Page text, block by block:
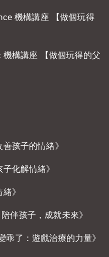
機構講座 【做個玩得
構講座 【做個玩得的父
孩子的情緒》
化解情緒》
》
伴孩子，成就未來》
乖了：遊戲治療的力量》